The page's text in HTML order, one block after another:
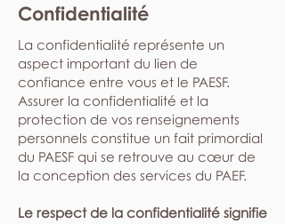
Confidentialité
La confidentialité représente un
aspect important du lien de
confiance entre vous et le PAESF.
Assurer la confidentialité et la
protection de vos renseignements
personnels constitue un fait primordial
du PAESF qui se retrouve au cœur de
la conception des services du PAEF.
Le respect de la confidentialité signifie